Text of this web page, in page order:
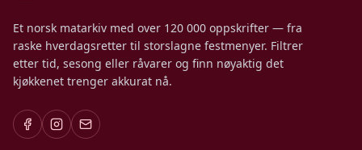
Et norsk matarkiv med over 120 000 oppskrifter — fra
raske hverdagsretter til storslagne festmenyer. Filtrer
etter tid, sesong eller råvarer og finn nøyaktig det
kjøkkenet trenger akkurat nå.